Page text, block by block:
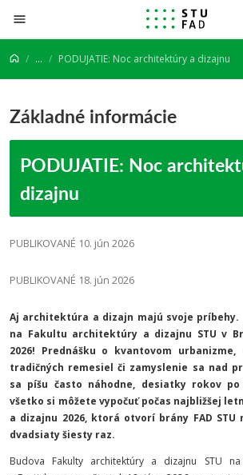
Prejsť na obsah
... PODUJATIE: Noc architektúry a dizajnu
Základné informácie
PODUJATIE: Noc
dizajnu
PUBLIKOVANÉ 10. jún 2026
PUBLIKOVANÉ 18. jún 2026
Aj architektúra a dizajn majú svoje príbehy.
na Fakultu architektúry a dizajnu STU v
2026! Prednášku o kvantovom
tradičných remesiel či zamyslenie sa nad
sa píšu často náhodne, desiatky rokov
všetko si môžete vypočuť počas najbližšej
a dizajnu 2026, ktorá otvorí brány FAD
dvadsiaty šiesty raz.
Budova Fakulty architektúry a dizajnu STU